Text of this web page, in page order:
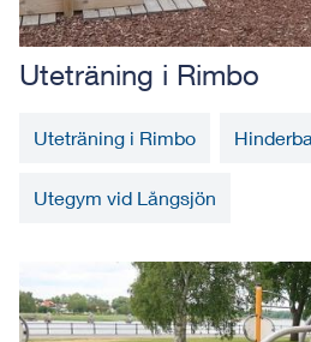
Uteträning i Rimbo
Uteträning i Rimbo
Utegym vid Långsjön